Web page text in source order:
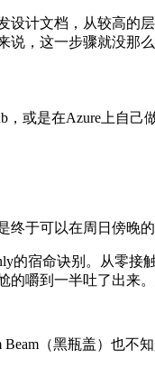
计文档，从较高的
，这一步骤就没那么
或是在Azure上自
于可以在周日傍晚
的宿命诀别。从零
嚼到一半吐了出来
（黑瓶盖）也不